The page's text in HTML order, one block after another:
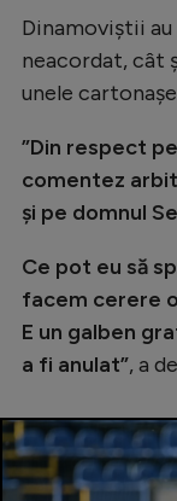
Dinamoviștii
neacordat, cât
unele
”Din respect
comentez
și pe domnul
Ce pot eu să
facem cerere
E un galben
a fi anulat”, a